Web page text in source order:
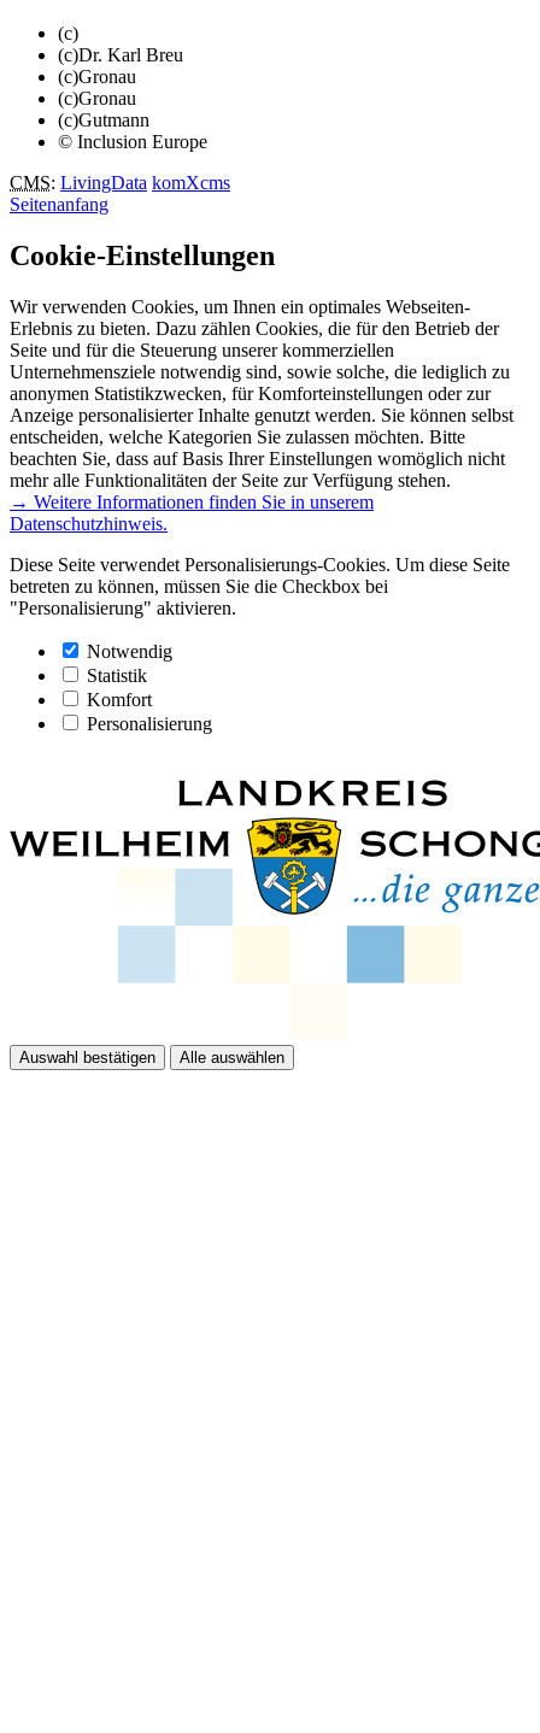
(c)
(c)Dr. Karl Breu
(c)Gronau
(c)Gronau
(c)Gutmann
© Inclusion Europe
CMS: LivingData komXcms
Seitenanfang
Cookie-Einstellungen
Wir verwenden Cookies, um Ihnen ein optimales Webseiten-
Erlebnis zu bieten. Dazu zählen Cookies, die für den Betrieb der
Seite und für die Steuerung unserer kommerziellen
Unternehmensziele notwendig sind, sowie solche, die lediglich zu
anonymen Statistikzwecken, für Komforteinstellungen oder zur
Anzeige personalisierter Inhalte genutzt werden. Sie können selbst
entscheiden, welche Kategorien Sie zulassen möchten. Bitte
beachten Sie, dass auf Basis Ihrer Einstellungen womöglich nicht
mehr alle Funktionalitäten der Seite zur Verfügung stehen.
→ Weitere Informationen finden Sie in unserem
Datenschutzhinweis.
Diese Seite verwendet Personalisierungs-Cookies. Um diese Seite
betreten zu können, müssen Sie die Checkbox bei
"Personalisierung" aktivieren.
Notwendig
Statistik
Komfort
Personalisierung
Auswahl bestätigen Alle auswählen